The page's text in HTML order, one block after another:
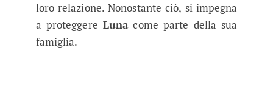
loro relazione. Nonostante ciò, si impegna
a proteggere Lunacome parte della sua
famiglia.